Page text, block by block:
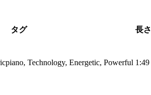
タグ 長さ
Technology, Energetic, Powerful 1:49